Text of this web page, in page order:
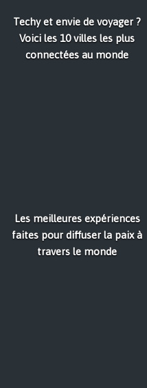
Techy et envie de voyager ?
Voici les 10 villes les plus
connectées au monde
Les meilleures expériences
faites pour diffuser la paix à
travers le monde